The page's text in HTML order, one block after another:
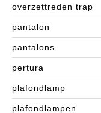
overzettreden trap
pantalon
pantalons
pertura
plafondlamp
plafondlampen